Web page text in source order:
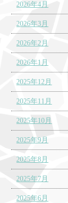
2026年4月
2026年3月
2026年2月
2026年1月
2025年12月
2025年11月
2025年10月
2025年9月
2025年8月
2025年7月
2025年6月